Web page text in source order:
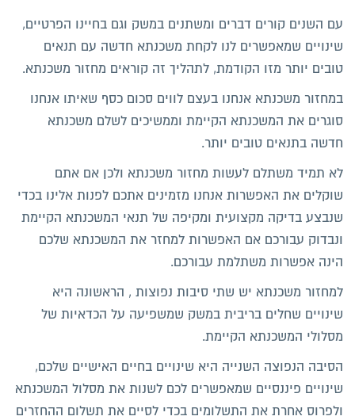
עם השנים קורים דברים ומשתנים במשק וגם בחיינו הפרטיים,
שינויים שמאפשרים לנו לקחת משכנתא חדשה עם תנאים
טובים יותר מזו הקודמת, לתהליך זה קוראים מחזור משכנתא.
במחזור משכנתא אנחנו בעצם לווים סכום כסף שאיתו אנחנו
סוגרים את המשכנתא הקיימת וממשיכים לשלם משכנתא
חדשה בתנאים טובים יותר.
לא תמיד משתלם לעשות מחזור משכנתא ולכן אם אתם
שוקלים את האפשרות אנחנו מזמינים אתכם לפנות אלינו בכדי
שנבצע בדיקה מקצועית ומקיפה של תנאי המשכנתא הקיימת
ונבדוק עבורכם אם האפשרות למחזר את המשכנתא שלכם
הינה אפשרות משתלמת עבורכם.
למחזור משכנתא יש שתי סיבות נפוצות , הראשונה היא
שינויים שחלים בריבית במשק שמשפיעה על הכדאיות של
מסלולי המשכנתא הקיימת.
הסיבה הנפוצה השנייה היא שינויים בחיים האישיים שלכם,
שינויים פיננסיים שמאפשרים לכם לשנות את מסלול המשכנתא
ולפרוס אחרת את התשלומים בכדי לסיים את תשלום ההחזרים